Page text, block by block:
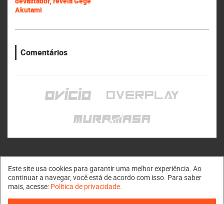
Akutami
Comentários
Muramasa © 2011 - 2026
Este site usa cookies para garantir uma melhor experiência. Ao
continuar a navegar, você está de acordo com isso. Para saber
mais, acesse: Política de privacidade.